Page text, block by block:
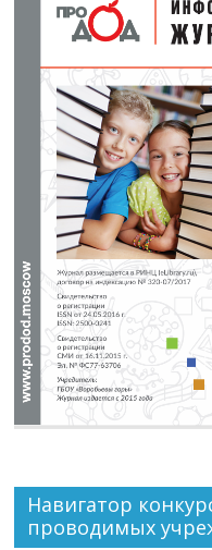
Навигатор
проводимых